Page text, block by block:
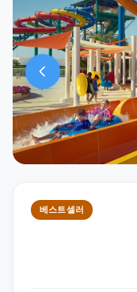
베스트셀러